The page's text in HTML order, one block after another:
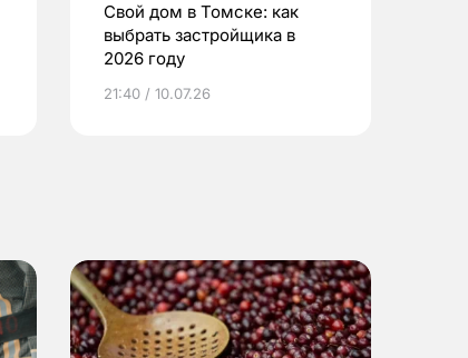
Свой дом в Томске: как
выбрать застройщика в
2026 году
21:40 / 10.07.26